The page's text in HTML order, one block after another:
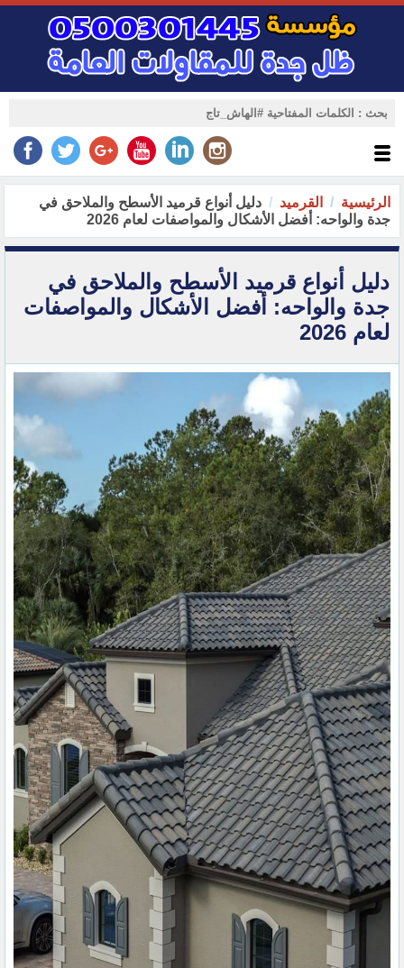
الرئيسية القرميد
دليل أنواع قرميد الأسطح والملاحق في
جدة والواحه: أفضل الأشكال والمواصفات لعام 2026
دليل أنواع قرميد الأسطح والملاحق في
جدة والواحه: أفضل الأشكال والمواصفات
لعام 2026